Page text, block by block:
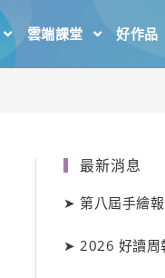
雲端課堂 好作品
最新消息
➤ 第八屆手繪
➤ 2026 好讀周